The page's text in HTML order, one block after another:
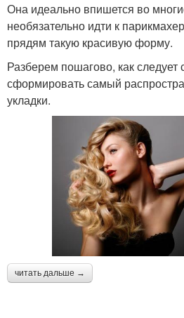
Она идеально впишется во
необязательно идти к
прядям такую красивую форму.
Разберем пошагово, как следует
сформировать самый
укладки.
читать дальше →